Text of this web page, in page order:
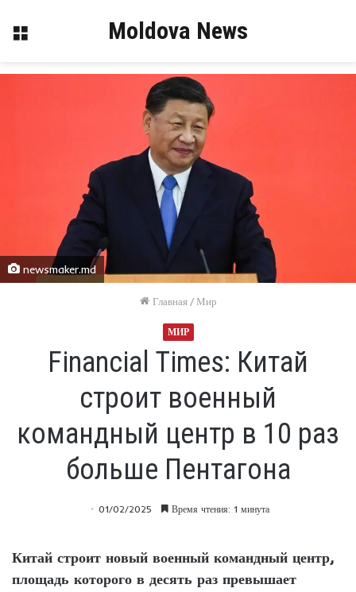
Меню Moldova News
newsmaker.md
Главная / Мир
МИР
Financial Times: Китай
строит военный
командный центр в 10 раз
больше Пентагона
01/02/2025 Время чтения: 1 минута
Китай строит новый военный командный центр,
площадь которого в десять раз превышает